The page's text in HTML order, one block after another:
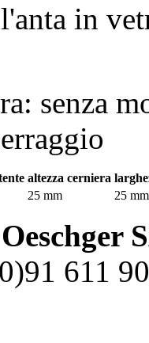
in
senza
altezza cerniera
25 mm 25 mm
611